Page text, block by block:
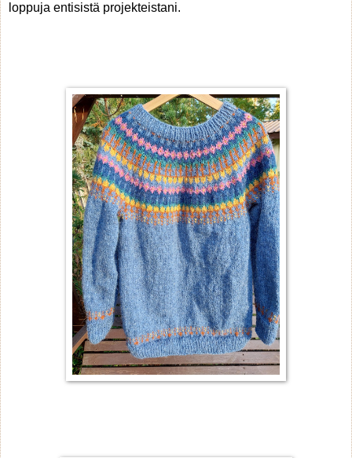
loppuja entisistä projekteistani.